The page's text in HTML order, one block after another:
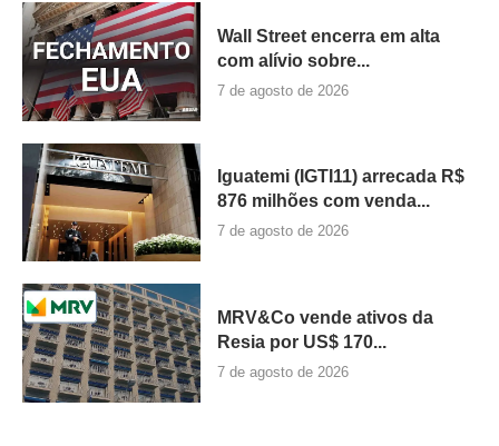
Wall Street encerra em alta
com alívio sobre...
7 de agosto de 2026
Iguatemi (IGTI11) arrecada R$
876 milhões com venda...
7 de agosto de 2026
MRV&Co vende ativos da
Resia por US$ 170...
7 de agosto de 2026